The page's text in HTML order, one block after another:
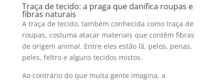
Traça de tecido: a praga que danifica roupas e
fibras naturais
A traça de tecido, também conhecida como traça de
roupas, costuma atacar materiais que contêm fibras
de origem animal. Entre eles estão lã, pelos, penas,
peles, feltro e alguns tecidos mistos.
Ao contrário do que muita gente imagina, a